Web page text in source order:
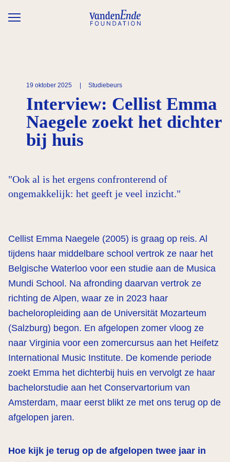
Overslaan en naar de inhoud gaan
19 oktober 2025 Studiebeurs
Interview: Cellist Emma
Naegele zoekt het dichter
bij huis
"Ook al is het ergens confronterend of
ongemakkelijk: het geeft je veel inzicht."
Cellist Emma Naegele (2005) is graag op reis. Al
tijdens haar middelbare school vertrok ze naar het
Belgische Waterloo voor een studie aan de Musica
Mundi School. Na afronding daarvan vertrok ze
richting de Alpen, waar ze in 2023 haar
bacheloropleiding aan de Universität Mozarteum
(Salzburg) begon. En afgelopen zomer vloog ze
naar Virginia voor een zomercursus aan het Heifetz
International Music Institute. De komende periode
zoekt Emma het dichterbij huis en vervolgt ze haar
bachelorstudie aan het Conservartorium van
Amsterdam, maar eerst blikt ze met ons terug op de
afgelopen jaren.
Hoe kijk je terug op de afgelopen twee jaar in